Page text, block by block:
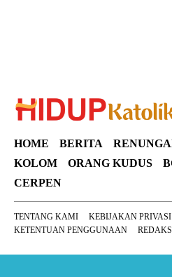
HOME BERITA
KOLOM
ORANG KUDUS
CERPEN
TENTANG KAMI
KEBIJAKAN PRIVASI
KETENTUAN PENGGUNAAN